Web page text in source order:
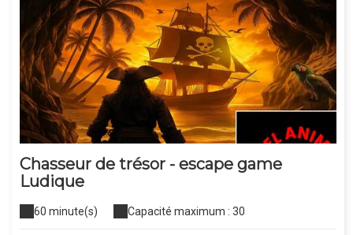
Chasseur de trésor - escape game
Ludique
60 minute(s) Capacité maximum : 30